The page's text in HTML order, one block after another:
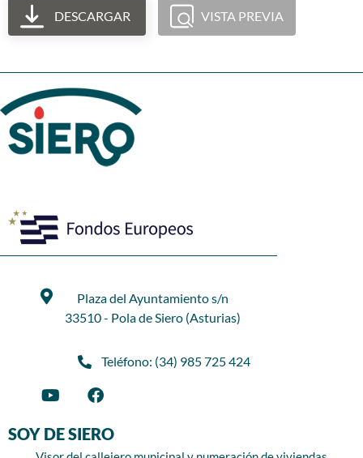
DESCARGAR VISTA PREVIA
Plaza del Ayuntamiento s/n
33510 - Pola de Siero (Asturias)
Teléfono: (34) 985 725 424
SOY DE SIERO